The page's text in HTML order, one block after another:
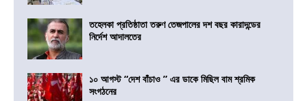
তহেলকা প্রতিষ্ঠাতা তরুণ তেজপালের দশ বছর কারাদন্ডের
নির্দেশ আদালতের
১০ আগস্ট “দেশ বাঁচাও ” এর ডাকে মিছিল বাম শ্রমিক
সংগঠনের